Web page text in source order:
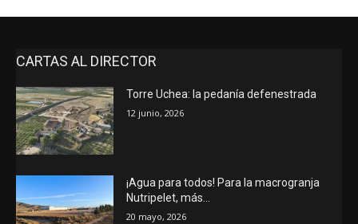
CARTAS AL DIRECTOR
Torre Uchea: la pedanía defenestrada
12 junio, 2026
¡Agua para todos! Para la macrogranja
Nutripelet, más…
20 mayo, 2026